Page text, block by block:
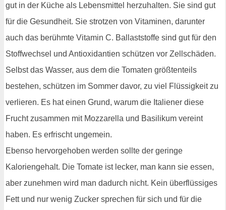
gut in der Küche als Lebensmittel herzuhalten. Sie sind gut
für die Gesundheit. Sie strotzen von Vitaminen, darunter
auch das berühmte Vitamin C. Ballaststoffe sind gut für den
Stoffwechsel und Antioxidantien schützen vor Zellschäden.
Selbst das Wasser, aus dem die Tomaten größtenteils
bestehen, schützen im Sommer davor, zu viel Flüssigkeit zu
verlieren. Es hat einen Grund, warum die Italiener diese
Frucht zusammen mit Mozzarella und Basilikum vereint
haben. Es erfrischt ungemein.
Ebenso hervorgehoben werden sollte der geringe
Kaloriengehalt. Die Tomate ist lecker, man kann sie essen,
aber zunehmen wird man dadurch nicht. Kein überflüssiges
Fett und nur wenig Zucker sprechen für sich und für die